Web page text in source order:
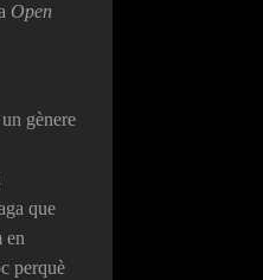
Open
gènere
que
en
perquè